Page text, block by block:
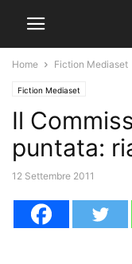
Home Fiction Mediaset
Fiction Mediaset
Il
puntata:
12 Settembre 2011